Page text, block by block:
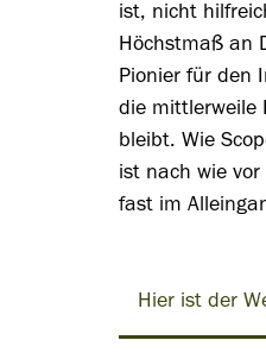
ist, nicht
Höchstmaß an
Pionier für den
die mittlerweile
bleibt. Wie
ist nach wie
fast im
Hier ist der